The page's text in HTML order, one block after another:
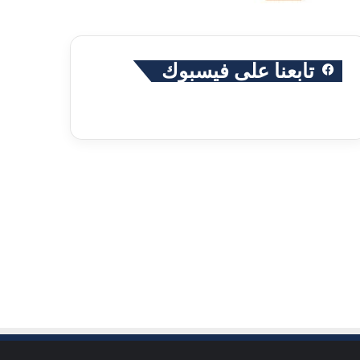
تابعنا على فيسبوك